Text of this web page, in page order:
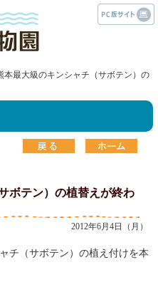
本最大級のキンシャチ（サボテン）の
ボテン）の植替えが終わ
2012年6月4日（月）
チ（サボテン）の植え付けを本